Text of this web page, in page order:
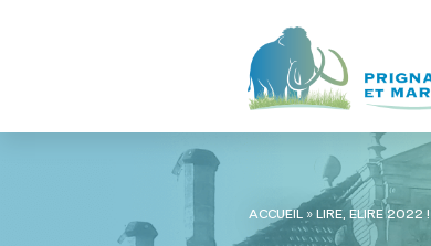
ACCUEIL»LIRE, ELIRE 2022 !